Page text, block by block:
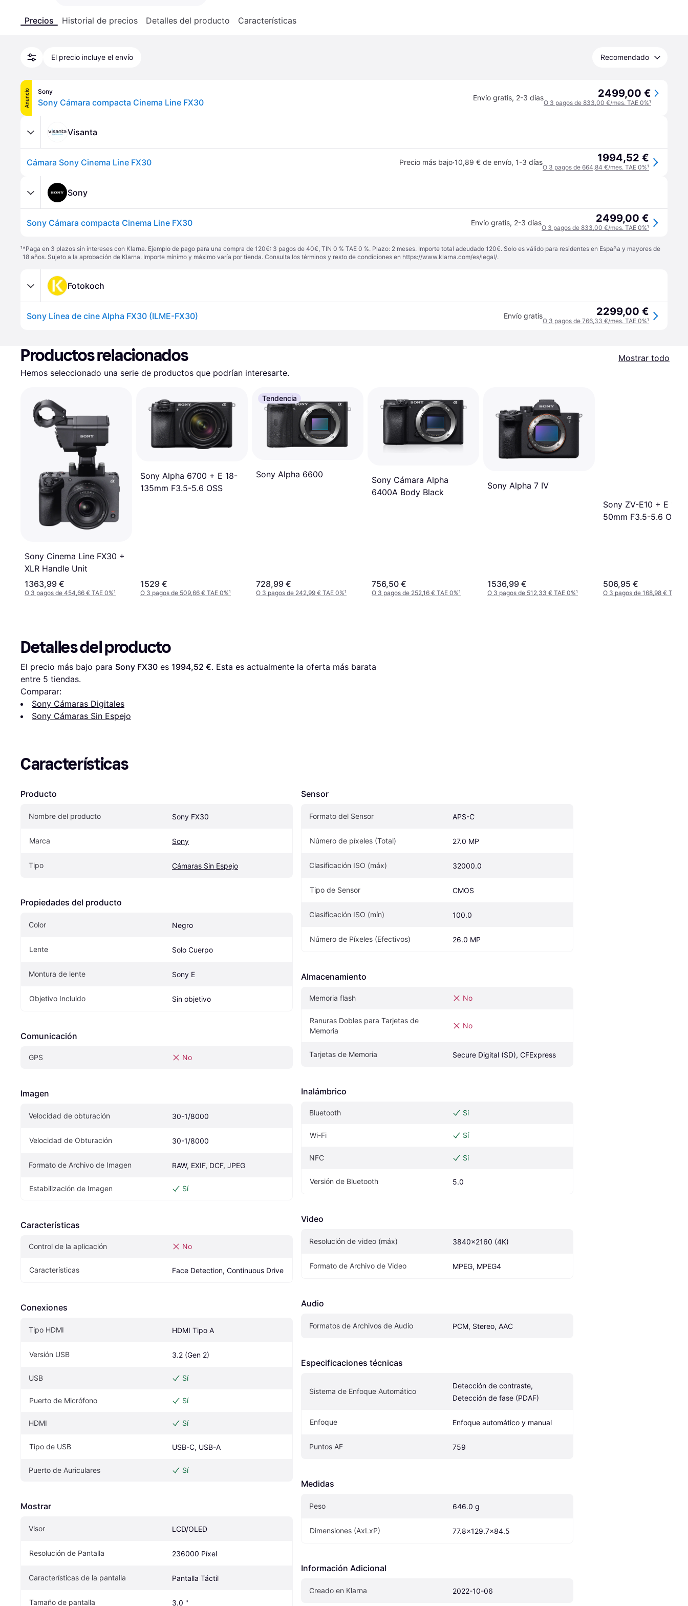
Precios Historial de precios Detalles del producto Características
El precio incluye el envío Recomendado
Anuncio Sony
Sony Cámara compacta Cinema Line FX30 Envío gratis, 2-3 días 2499,00 €
O 3 pagos de 833,00 €/mes. TAE 0%¹
Visanta
Cámara Sony Cinema Line FX30 Precio más bajo·10,89 € de envío, 1-3 días 1994,52 €
O 3 pagos de 664,84 €/mes. TAE 0%¹
Sony
Sony Cámara compacta Cinema Line FX30 Envío gratis, 2-3 días 2499,00 €
O 3 pagos de 833,00 €/mes. TAE 0%¹
¹*Paga en 3 plazos sin intereses con Klarna. Ejemplo de pago para una compra de 120€: 3 pagos de 40€, TIN 0 % TAE 0 %. Plazo: 2 meses. Importe total adeudado 120€. Solo es válido para residentes en España y mayores de
18 años. Sujeto a la aprobación de Klarna. Importe mínimo y máximo varía por tienda. Consulta los términos y resto de condiciones en https://www.klarna.com/es/legal/.
Fotokoch
Sony Línea de cine Alpha FX30 (ILME-FX30) Envío gratis 2299,00 €
O 3 pagos de 766,33 €/mes. TAE 0%¹
Productos relacionados
Mostrar todo
Hemos seleccionado una serie de productos que podrían interesarte.
Sony Cinema Line FX30 +
XLR Handle Unit
1363,99 €
O 3 pagos de 454,66 € TAE 0%¹
Sony Alpha 6700 + E 18-
135mm F3.5-5.6 OSS
1529 €
O 3 pagos de 509,66 € TAE 0%¹
Tendencia
Sony Alpha 6600
728,99 €
O 3 pagos de 242,99 € TAE 0%¹
Sony Cámara Alpha
6400A Body Black
756,50 €
O 3 pagos de 252,16 € TAE 0%¹
Sony Alpha 7 IV
1536,99 €
O 3 pagos de 512,33 € TAE 0%¹
Sony ZV-E10 + E 16-
50mm F3.5-5.6 OSS
506,95 €
O 3 pagos de 168,98 € TAE
Detalles del producto
El precio más bajo para Sony FX30 es 1994,52 €. Esta es actualmente la oferta más barata
entre 5 tiendas.
Comparar:
Sony Cámaras Digitales
Sony Cámaras Sin Espejo
Características
Producto
Nombre del producto Sony FX30
Marca Sony
Tipo Cámaras Sin Espejo
Propiedades del producto
Color Negro
Lente Solo Cuerpo
Montura de lente Sony E
Objetivo Incluido Sin objetivo
Comunicación
GPS No
Imagen
Velocidad de obturación 30-1/8000
Velocidad de Obturación 30-1/8000
Formato de Archivo de Imagen RAW, EXIF, DCF, JPEG
Estabilización de Imagen Sí
Características
Control de la aplicación No
Características Face Detection, Continuous Drive
Conexiones
Tipo HDMI HDMI Tipo A
Versión USB 3.2 (Gen 2)
USB Sí
Puerto de Micrófono Sí
HDMI Sí
Tipo de USB USB-C, USB-A
Puerto de Auriculares Sí
Mostrar
Visor LCD/OLED
Resolución de Pantalla 236000 Píxel
Características de la pantalla Pantalla Táctil
Tamaño de pantalla 3.0 "
Sensor
Formato del Sensor APS-C
Número de píxeles (Total) 27.0 MP
Clasificación ISO (máx) 32000.0
Tipo de Sensor CMOS
Clasificación ISO (mín) 100.0
Número de Píxeles (Efectivos) 26.0 MP
Almacenamiento
Memoria flash No
Ranuras Dobles para Tarjetas de
Memoria
No
Tarjetas de Memoria Secure Digital (SD), CFExpress
Inalámbrico
Bluetooth Sí
Wi-Fi Sí
NFC Sí
Versión de Bluetooth 5.0
Video
Resolución de video (máx) 3840x2160 (4K)
Formato de Archivo de Video MPEG, MPEG4
Audio
Formatos de Archivos de Audio PCM, Stereo, AAC
Especificaciones técnicas
Sistema de Enfoque Automático
Detección de contraste,
Detección de fase (PDAF)
Enfoque Enfoque automático y manual
Puntos AF 759
Medidas
Peso 646.0 g
Dimensiones (AxLxP) 77.8x129.7x84.5
Información Adicional
Creado en Klarna 2022-10-06